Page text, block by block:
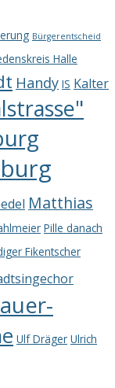
Bürgerentscheid
Halle
Handy IS Kalter
Matthias
Pille danach
Fikentscher
Ulf Dräger Ulrich